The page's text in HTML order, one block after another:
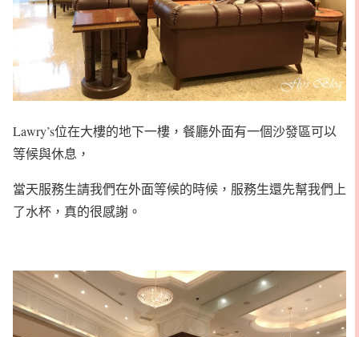
Lawry’s位在大樓的地下一樓，餐廳外面有一個沙發區可以
等候與休息，
當天服務生請我們在外面等候的時候，服務生還先幫我們上
了水杯，真的很感謝。